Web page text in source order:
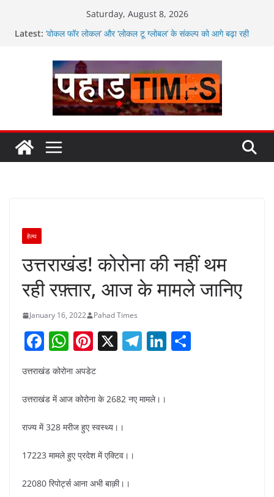
Saturday, August 8, 2026
Latest: ‘वोकल फॉर लोकल’ और ‘लोकल टू ग्लोबल’ के संकल्प को आगे बढ़ा रही
मतदाताओं से निरंतर संवाद करते रहें अधिकारी: सीईओ
उत्तराखंड में विभिन्न विकास योजनाओं के लिए 80 करोड़ रुपए
अगले दो दिनों में भारी से बहुत भारी वर्षा की संभावना, अलर्ट!
जनकल्याण, रोजगार, शिक्षा, श्रमिक हित और आधारभूत विकास को नई
गति : धामी कैबिनेट के ऐतिहासिक फैसले
हेल्थ
उत्तराखंड! कोरोना की नहीं थम
रही रफ़्तार, आज के मामले जानिए
January 16, 2022 Pahad Times
F
a
c
e
b
o
o
k
W
at
s
A
p
p
Pi
er
e
st
X T
gr
Li
उत्तराखंड कोरोना अपडेट
उत्तराखंड में आज कोरोना के 2682 नए मामले।।
राज्य में 328 मरीज हुए स्वस्थ्य।।
17223 मामले हुए प्रदेश में एक्टिव।।
22080 रिपोर्ट्स आना अभी बाक़ी।।